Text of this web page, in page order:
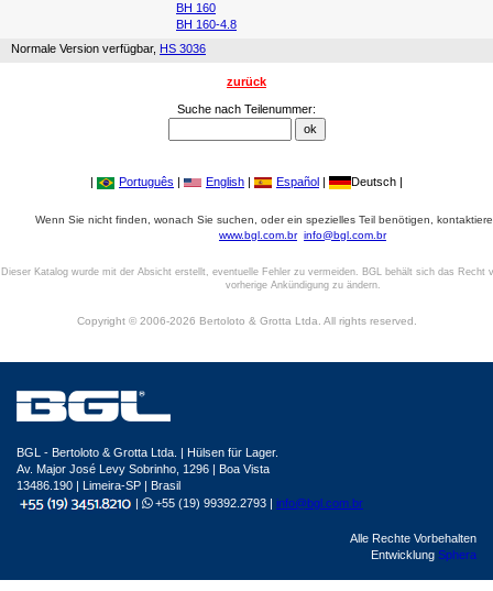
BH 160
BH 160-4.8
Normale Version verfügbar, HS 3036
zurück
Suche nach Teilenummer:
| Português | English | Español | Deutsch |
Wenn Sie nicht finden, wonach Sie suchen, oder ein spezielles Teil benötigen,
www.bgl.com.br info@bgl.com.br
Dieser Katalog wurde mit der Absicht erstellt, eventuelle Fehler zu vermeiden. BGL behält sich das Recht
vorherige Ankündigung zu ändern.
Copyright © 2006-2026 Bertoloto & Grotta Ltda. All rights reserved.
BGL - Bertoloto & Grotta Ltda. | Hülsen für Lager.
Av. Major José Levy Sobrinho, 1296 | Boa Vista
13486.190 | Limeira-SP | Brasil
|
+55 (19) 99392.2793 | info@bgl.com.br
Alle Rechte Vorbehalten
Entwicklung Sphera